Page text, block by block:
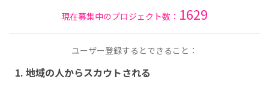
現在募集中のプロジェクト数： 1629
ユーザー登録するとできること：
1. 地域の人からスカウトされる